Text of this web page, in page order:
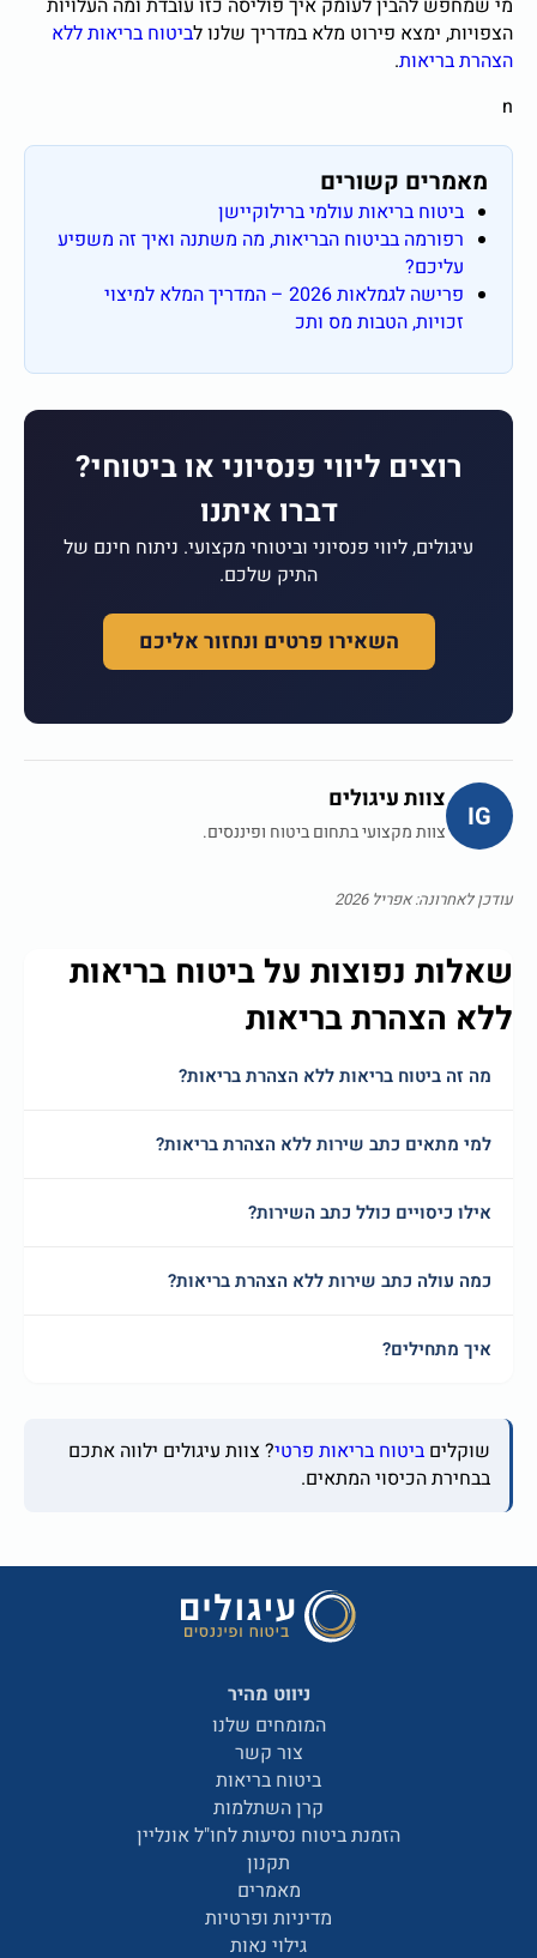
להבין לעומק איך פוליסה כזו עובדת ומה העלויות
ימצא פירוט מלא במדריך שלנו לביטוח בריאות ללא
.
קשורים
בריאות עולמי ברילוקיישן
בביטוח הבריאות, מה משתנה ואיך זה משפיע
פרישה לגמלאות 2026 – המדריך המלא למיצוי
הטבות מס ותכ
ליווי פנסיוני או ביטוחי?
דברו איתנו
ליווי פנסיוני וביטוחי מקצועי. ניתוח חינם של
התיק שלכם.
השאירו פרטים ונחזור אליכם
צוות עיגולים
צוות מקצועי בתחום ביטוח ופיננסים.
אפריל 2026
נפוצות על ביטוח בריאות
בריאות
ביטוח בריאות ללא הצהרת בריאות?
כתב שירות ללא הצהרת בריאות?
כולל כתב השירות?
כתב שירות ללא הצהרת בריאות?
ביטוח בריאות פרטי? צוות עיגולים ילווה אתכם
הכיסוי המתאים.
המומחים שלנו
ביטוח בריאות
קרן השתלמות
הזמנת ביטוח נסיעות לחו"ל אונליין
מדיניות ופרטיות